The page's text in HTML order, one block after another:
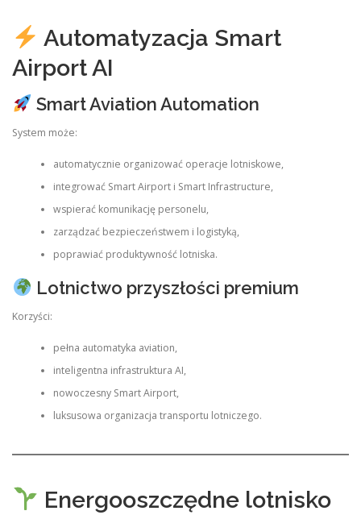
Automatyzacja Smart
Airport AI
Smart Aviation Automation
System może:
automatycznie organizować operacje lotniskowe,
integrować Smart Airport i Smart Infrastructure,
wspierać komunikację personelu,
zarządzać bezpieczeństwem i logistyką,
poprawiać produktywność lotniska.
Lotnictwo przyszłości premium
Korzyści:
pełna automatyka aviation,
inteligentna infrastruktura AI,
nowoczesny Smart Airport,
luksusowa organizacja transportu lotniczego.
Energooszczędne lotnisko